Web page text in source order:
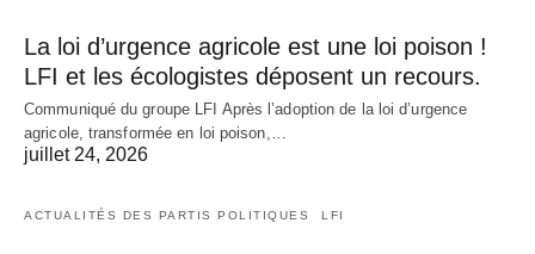
La loi d’urgence agricole est une loi poison !
LFI et les écologistes déposent un recours.
Communiqué du groupe LFI Après l’adoption de la loi d’urgence
agricole, transformée en loi poison,…
juillet 24, 2026
ACTUALITÉS DES PARTIS POLITIQUES LFI